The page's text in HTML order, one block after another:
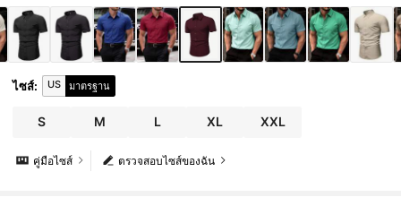
ไซส์: US มาตรฐาน
S M L XL XXL
ตรวจสอบไซส์ของฉัน
คู่มือไซส์